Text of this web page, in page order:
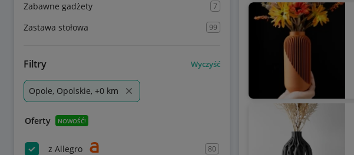
Zabawne gadżety 7
Zastawa stołowa 99
Filtry Wyczyść
Opole, Opolskie, +0 km
Oferty NOWOŚĆ!
z Allegro 80